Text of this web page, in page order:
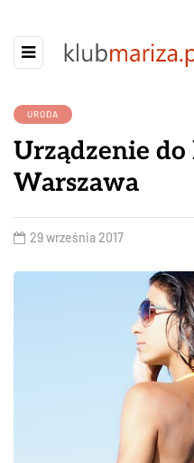
URODA
Urządzenie
Warszawa
29 września 2017